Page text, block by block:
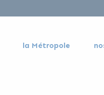
la Métropole